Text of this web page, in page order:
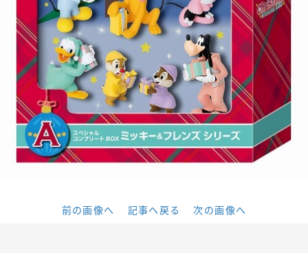
前の画像へ 記事へ戻る 次の画像へ